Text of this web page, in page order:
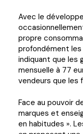
Avec le
propre
profondément
indiquant que les
mensuelle à 77
vendeurs que les
Face au pouvoir
marques et
en habitudes ».